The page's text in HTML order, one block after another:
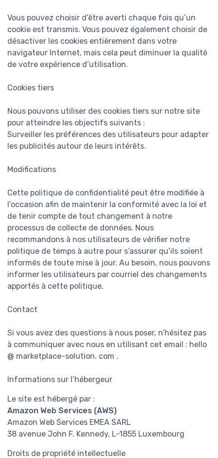
Vous pouvez choisir d’être averti chaque fois qu’un
cookie est transmis. Vous pouvez également choisir de
désactiver les cookies entièrement dans votre
navigateur Internet, mais cela peut diminuer la qualité
de votre expérience d’utilisation.
Cookies tiers
Nous pouvons utiliser des cookies tiers sur notre site
pour atteindre les objectifs suivants :
Surveiller les préférences des utilisateurs pour adapter
les publicités autour de leurs intérêts.
Modifications
Cette politique de confidentialité peut être modifiée à
l’occasion afin de maintenir la conformité avec la loi et
de tenir compte de tout changement à notre
processus de collecte de données. Nous
recommandons à nos utilisateurs de vérifier notre
politique de temps à autre pour s’assurer qu’ils soient
informés de toute mise à jour. Au besoin, nous pouvons
informer les utilisateurs par courriel des changements
apportés à cette politique.
Contact
Si vous avez des questions à nous poser, n’hésitez pas
à communiquer avec nous en utilisant cet email : hello
@ marketplace-solution. com .
Informations sur l’hébergeur
Le site est hébergé par :
Amazon Web Services (AWS)
Amazon Web Services EMEA SARL
38 avenue John F. Kennedy, L-1855 Luxembourg
Droits de propriété intellectuelle